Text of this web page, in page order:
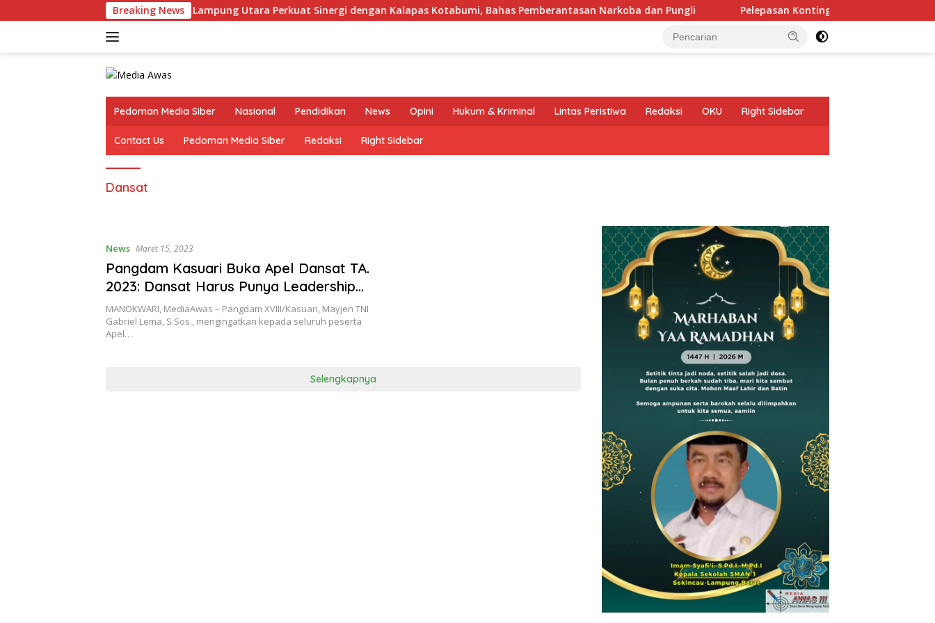
ke
Breaking News
Kapolres Lampung Utara Perkuat Sinergi dengan Kalapas Kotabumi, Bahas Pemberantasan Narkoba dan Pungli Pelepasan Kontingen Gerakan Pramuka
Pedoman Media Siber Nasional Pendidikan News Opini Hukum & Kriminal Lintas Peristiwa Redaksi OKU Right Sidebar
Contact Us Pedoman Media Siber Redaksi Right Sidebar
Dansat
News Maret 15, 2023
Pangdam Kasuari Buka Apel Dansat TA.
2023: Dansat Harus Punya Leadership
Baik
MANOKWARI, MediaAwas – Pangdam XVIII/Kasuari, Mayjen TNI
Gabriel Lema, S.Sos., mengingatkan kepada seluruh peserta
Apel…
Selengkapnya